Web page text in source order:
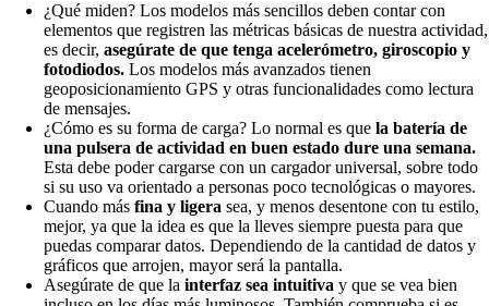
¿Qué miden? Los modelos más sencillos deben contar con
elementos que registren las métricas básicas de nuestra actividad,
es decir, asegúrate de que tenga acelerómetro, giroscopio y
fotodiodos. Los modelos más avanzados tienen
geoposicionamiento GPS y otras funcionalidades como lectura
de mensajes.
¿Cómo es su forma de carga? Lo normal es que la batería de
una pulsera de actividad en buen estado dure una semana.
Esta debe poder cargarse con un cargador universal, sobre todo
si su uso va orientado a personas poco tecnológicas o mayores.
Cuando más fina y ligera sea, y menos desentone con tu estilo,
mejor, ya que la idea es que la lleves siempre puesta para que
puedas comparar datos. Dependiendo de la cantidad de datos y
gráficos que arrojen, mayor será la pantalla.
Asegúrate de que la interfaz sea intuitiva y que se vea bien